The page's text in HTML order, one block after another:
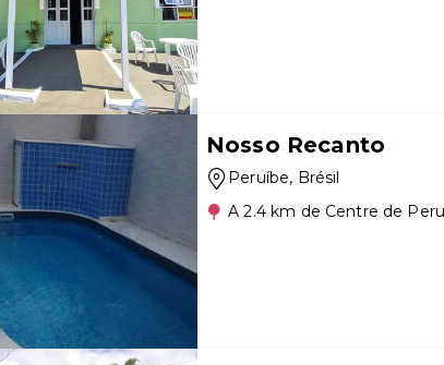
Nosso Recanto
Peruíbe, Brésil
A 2.4 km de Centre de